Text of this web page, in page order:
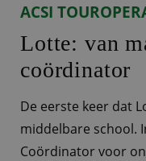
ACSI
Lotte: van
coördinator
De eerste keer dat
middelbare school.
Coördinator voor